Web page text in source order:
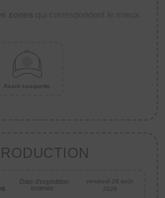
Avant casquette
Date d'expédition
estimée :
vendredi 28 août
2026